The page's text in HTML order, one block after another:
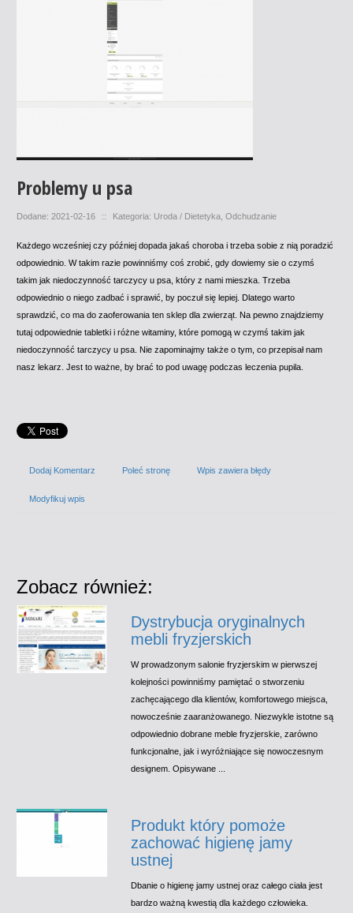
Problemy u psa
Dodane: 2021-02-16 :: Kategoria: Uroda / Dietetyka, Odchudzanie
Każdego wcześniej czy później dopada jakaś choroba i trzeba sobie z nią poradzić
odpowiednio. W takim razie powinniśmy coś zrobić, gdy dowiemy sie o czymś
takim jak niedoczynność tarczycy u psa, który z nami mieszka. Trzeba
odpowiednio o niego zadbać i sprawić, by poczuł się lepiej. Dlatego warto
sprawdzić, co ma do zaoferowania ten sklep dla zwierząt. Na pewno znajdziemy
tutaj odpowiednie tabletki i różne witaminy, które pomogą w czymś takim jak
niedoczynność tarczycy u psa. Nie zapominajmy także o tym, co przepisał nam
nasz lekarz. Jest to ważne, by brać to pod uwagę podczas leczenia pupila.
Dodaj Komentarz Poleć stronę Wpis zawiera błędy
Modyfikuj wpis
Zobacz również:
Dystrybucja oryginalnych
mebli fryzjerskich
W prowadzonym salonie fryzjerskim w pierwszej
kolejności powinniśmy pamiętać o stworzeniu
zachęcającego dla klientów, komfortowego miejsca,
nowocześnie zaaranżowanego. Niezwykle istotne są
odpowiednio dobrane meble fryzjerskie, zarówno
funkcjonalne, jak i wyróżniające się nowoczesnym
designem. Opisywane ...
Produkt który pomoże
zachować higienę jamy
ustnej
Dbanie o higienę jamy ustnej oraz całego ciała jest
bardzo ważną kwestią dla każdego człowieka.